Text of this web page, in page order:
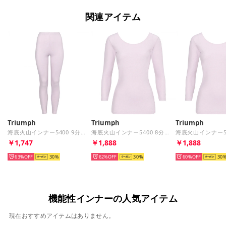
関連アイテム
Triumph
海底火山インナー5400 9分丈ボトム(M,Lサイズ)TR5400 BTM(9) （パープル）
￥1,747
63% 30
Triumph
海底火山インナー5400 8分袖トップ(LLサイズ)TR5400 Top(8) （パープル）
￥1,888
62% 30
Triumph
￥1,888
60% 30
機能性インナーの人気アイテム
現在おすすめアイテムはありません。